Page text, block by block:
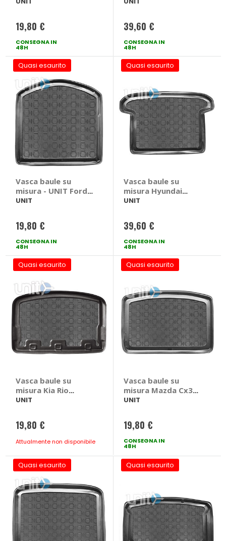
19,80 €
CONSEGNA IN
48H
39,60 €
CONSEGNA IN
48H
Quasi esaurito
Vasca baule su
misura - UNIT Ford
Mondeo
UNIT
19,80 €
CONSEGNA IN
48H
Quasi esaurito
Vasca baule su
misura Hyundai
Tucson 2015>2019 -
RUOTA DI SCORTA
NORMALE
UNIT
39,60 €
CONSEGNA IN
48H
Quasi esaurito
Vasca baule su
misura Kia Rio
2017> - UNIT Kia Rio
UNIT
19,80 €
Attualmente non disponibile
Quasi esaurito
Vasca baule su
misura Mazda Cx3
2015> - UNIT Mazda
UNIT
19,80 €
CONSEGNA IN
48H
Quasi esaurito Quasi esaurito